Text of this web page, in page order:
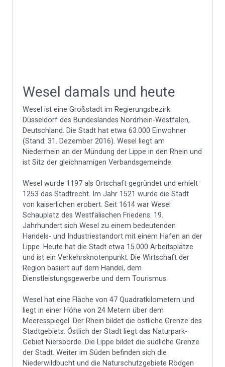
Wesel damals und heute
Wesel ist eine Großstadt im Regierungsbezirk
Düsseldorf des Bundeslandes Nordrhein-Westfalen,
Deutschland. Die Stadt hat etwa 63.000 Einwohner
(Stand: 31. Dezember 2016). Wesel liegt am
Niederrhein an der Mündung der Lippe in den Rhein und
ist Sitz der gleichnamigen Verbandsgemeinde.
Wesel wurde 1197 als Ortschaft gegründet und erhielt
1253 das Stadtrecht. Im Jahr 1521 wurde die Stadt
von kaiserlichen erobert. Seit 1614 war Wesel
Schauplatz des Westfälischen Friedens. 19.
Jahrhundert sich Wesel zu einem bedeutenden
Handels- und Industriestandort mit einem Hafen an der
Lippe. Heute hat die Stadt etwa 15.000 Arbeitsplätze
und ist ein Verkehrsknotenpunkt. Die Wirtschaft der
Region basiert auf dem Handel, dem
Dienstleistungsgewerbe und dem Tourismus.
Wesel hat eine Fläche von 47 Quadratkilometern und
liegt in einer Höhe von 24 Metern über dem
Meeresspiegel. Der Rhein bildet die östliche Grenze des
Stadtgebiets. Östlich der Stadt liegt das Naturpark-
Gebiet Niersbörde. Die Lippe bildet die südliche Grenze
der Stadt. Weiter im Süden befinden sich die
Niederwildbucht und die Naturschutzgebiete Rödgen